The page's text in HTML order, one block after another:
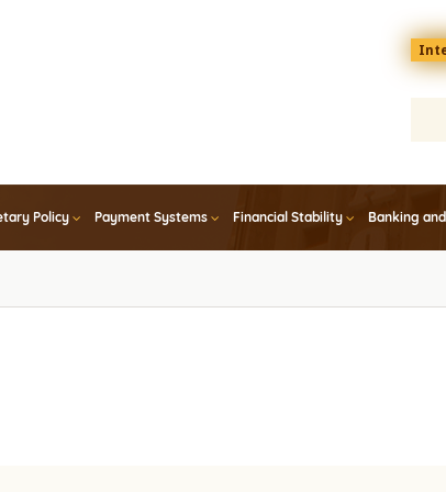
Menu
top
En
Policy Payment Systems Financial Stability Banking